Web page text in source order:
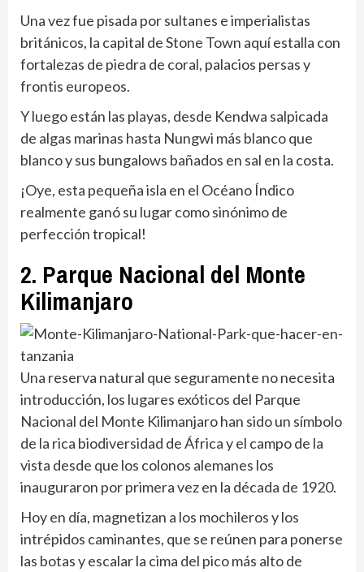
Una vez fue pisada por sultanes e imperialistas
británicos, la capital de Stone Town aquí estalla con
fortalezas de piedra de coral, palacios persas y
frontis europeos.
Y luego están las playas, desde Kendwa salpicada
de algas marinas hasta Nungwi más blanco que
blanco y sus bungalows bañados en sal en la costa.
¡Oye, esta pequeña isla en el Océano Índico
realmente ganó su lugar como sinónimo de
perfección tropical!
2. Parque Nacional del Monte
Kilimanjaro
Una reserva natural que seguramente no necesita
introducción, los lugares exóticos del Parque
Nacional del Monte Kilimanjaro han sido un símbolo
de la rica biodiversidad de África y el campo de la
vista desde que los colonos alemanes los
inauguraron por primera vez en la década de 1920.
Hoy en día, magnetizan a los mochileros y los
intrépidos caminantes, que se reúnen para ponerse
las botas y escalar la cima del pico más alto de